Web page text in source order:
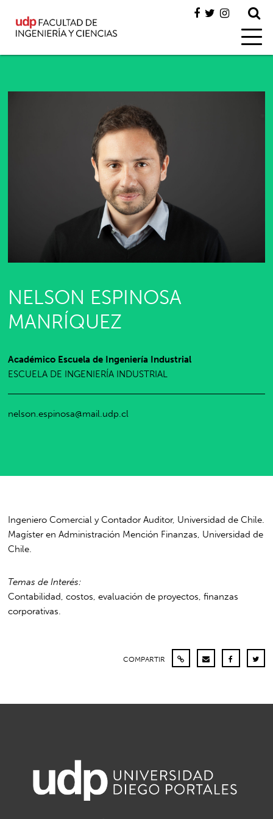
NELSON ESPINOSA
MANRÍQUEZ
Académico Escuela de Ingeniería Industrial
ESCUELA DE INGENIERÍA INDUSTRIAL
nelson.espinosa@mail.udp.cl
Ingeniero Comercial y Contador Auditor, Universidad de Chile.
Magíster en Administración Mención Finanzas, Universidad de
Chile.
Temas de Interés:
Contabilidad, costos, evaluación de proyectos, finanzas
corporativas.
COMPARTIR